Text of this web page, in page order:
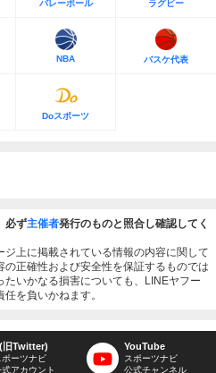
バレーボール ラグビー
NBA バスケ代表
Doスポーツ
必ず主催者発行のものと照合し確認してく
上に掲載されている情報の内容に関して
正確性および安全性を保証するものでは
いかなる損害についても、LINEヤフー
を負いかねます。
旧Twitter)
ポーツナビ
式アカウント
YouTube
スポーツナビ
公式チャンネル